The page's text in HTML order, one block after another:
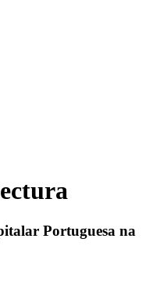
Portuguesa na